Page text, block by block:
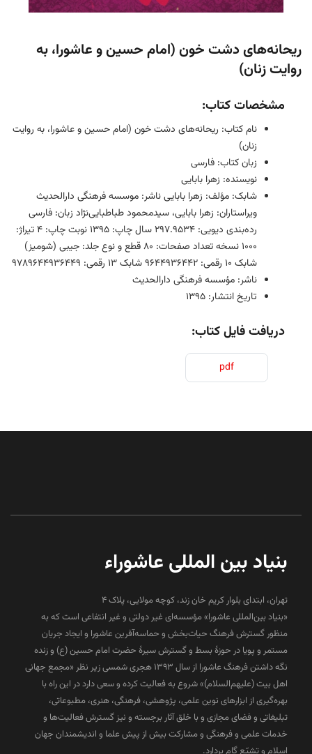
ریحانه‌های دشت خون (امام حسین و عاشورا، به
روایت زنان)
مشخصات کتاب:
نام کتاب: ریحانه‌های دشت خون (امام حسین و عاشورا، به روایت
زنان)
زبان کتاب: فارسی
نویسنده: زهرا بابایی
شابک: مؤلف: زهرا بابایی ناشر: موسسه فرهنگی دارالحدیث
ویراستاران: زهرا بابایی، سیدمحمود طباطبایی‌نژاد زبان: فارسی
رده‌بندی دیویی: 297.9534 سال چاپ: 1395 نوبت چاپ: 4 تیراژ:
1000 نسخه تعداد صفحات: 80 قطع و نوع جلد: جیبی (شومیز)
شابک 10 رقمی: 9644936442 شابک 13 رقمی: 9789644936449
ناشر: مؤسسه فرهنگی دارالحدیث
تاریخ انتشار: ۱۳۹۵
دریافت فایل کتاب:
pdf
بنیاد بین المللی عاشوراء
تهران، ابتدای بلوار کریم خان زند، کوچه مولایی، پلاک 4
«بنیاد بین‌المللی عاشورا» مؤسسه‌ای غیر دولتی و غیر انتفاعی است که به
منظور گسترش فرهنگ حیات‌بخش و حماسه‌آفرین عاشورا و ایجاد جریان
مستمر و پویا در حوزۀ بسط و گسترش سیرۀ حضرت امام حسین (ع) و زنده
نگه داشتن فرهنگ عاشورا از سال ۱۳۹۳ هجری شمسی زیر نظر «مجمع جهانی
اهل بیت (علیهم‌السلام)» شروع به فعالیت کرده و سعی دارد در این راه با
بهره‌گیری از ابزارهای نوین علمی، پژوهشی، فرهنگی، هنری، مطبوعاتی،
تبلیغاتی و فضای مجازی و با خلق آثار برجسته و نیز گسترش فعالیت‌ها و
خدمات علمی و فرهنگی و مشارکت بیش از پیش علما و اندیشمندان جهان
اسلام و تشیّع گام بردارد.